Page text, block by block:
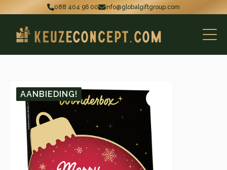
088 404 96 00 info@globalgiftgroup.com
AANBIEDING!